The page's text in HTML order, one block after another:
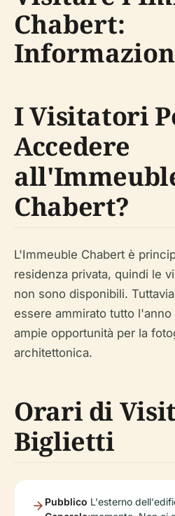
Chabert:
I Visitatori
Accedere
Chabert?
L'Immeuble Chabert è
residenza privata, quindi le
non sono disponibili.
essere ammirato tutto
ampie opportunità per la
architettonica.
Orari di
Biglietti
Pubblico L'esterno